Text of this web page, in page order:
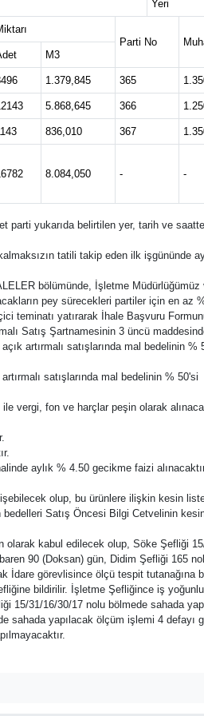
Yeri
Parti No
M3
1.379,845 365
5.868,645 366
836,010 367
8.084,050 - -
parti yukarıda belirtilen yer, tarih ve
tatili takip eden ilk işgününde
bölümünde, İşletme
pey sürecekleri partiler için en az
teminatı yatırarak İhale Başvuru
Satış Şartnamesinin 3 üncü
artırmalı satışlarında mal bedelinin %
satışlarında mal bedelinin %
vergi, fon ve harçlar peşin olarak
aylık % 4.50 gecikme faizi
olup, bu ürünlere ilişkin kesin
Satış Öncesi Bilgi Cetvelinin
olarak kabul edilecek olup, Söke Şefliği
90 (Doksan) gün, Didim Şefliği 165
İdare görevlisince ölçü tespit
bildirilir. İşletme Şefliğince iş
31/16/30/17 nolu bölmede sahada
sahada yapılacak ölçüm işlemi 4 defayı